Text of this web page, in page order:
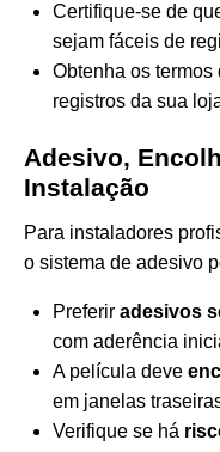
Certifique-se de
sejam fáceis de
Obtenha os
registros da sua
Adesivo,
Instalação
Para instaladores
o sistema de adesivo
Preferir adesivos
com aderência
A película deve
em janelas
Verifique se há